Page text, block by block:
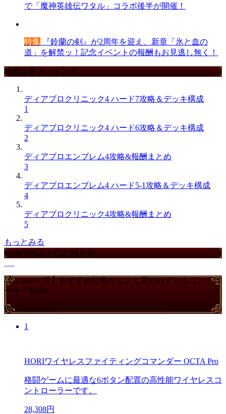
で「魔神英雄伝ワタル」コラボ後半が開催！
特集 『鈴蘭の剣』が2周年を迎え、新章「氷と血の
道」を解禁ッ！記念イベントの報酬もお見逃し無く！
攻略記事ランキング
ディアブロクリニック4 ハード7攻略＆デッキ構成
1
ディアブロクリニック4 ハード6攻略＆デッキ構成
2
ディアブロエンブレム4攻略&報酬まとめ
3
ディアブロエンブレム4 ハード5-1攻略＆デッキ構成
4
ディアブロクリニック4攻略&報酬まとめ
5
もっとみる
GameWithからのお知らせ
【Amazon7月】おすすめ記事からよく買われているコントロ
ーラーTOP4
PR
1
HORIワイヤレスファイティングコマンダー OCTA Pro
格闘ゲームに最適な6ボタン配置の高性能ワイヤレスコ
ントローラーです。
28,308円